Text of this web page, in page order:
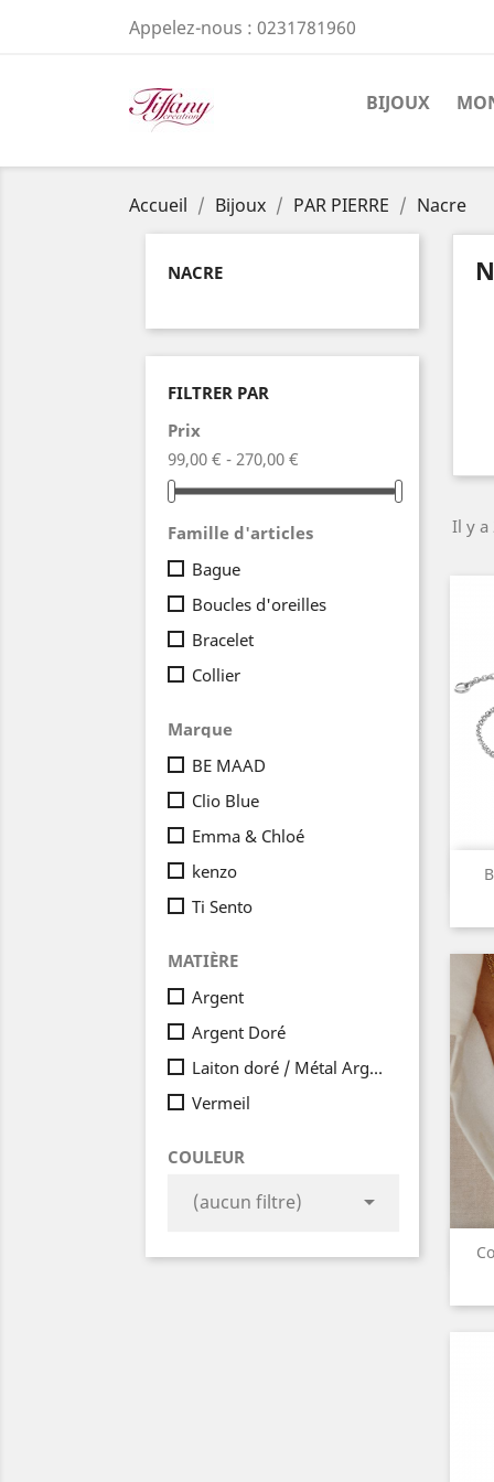
Appelez-nous : 0231781960
BIJOUX
Accueil Bijoux PAR PIERRE Nacre
NACRE
FILTRER PAR
Prix
99,00 € - 270,00 €
Famille d'articles
Bague
Boucles d'oreilles
Bracelet
Collier
Marque
BE MAAD
Clio Blue
Emma & Chloé
kenzo
Ti Sento
MATIÈRE
Argent
Argent Doré
Laiton doré / Métal Argenté
Vermeil
COULEUR
(aucun filtre) 
Il y a